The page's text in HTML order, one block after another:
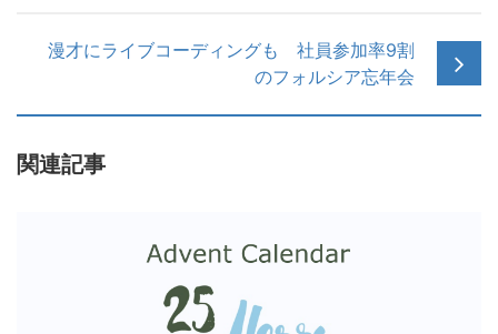
漫才にライブコーディングも 社員参加率9割
のフォルシア忘年会
関連記事